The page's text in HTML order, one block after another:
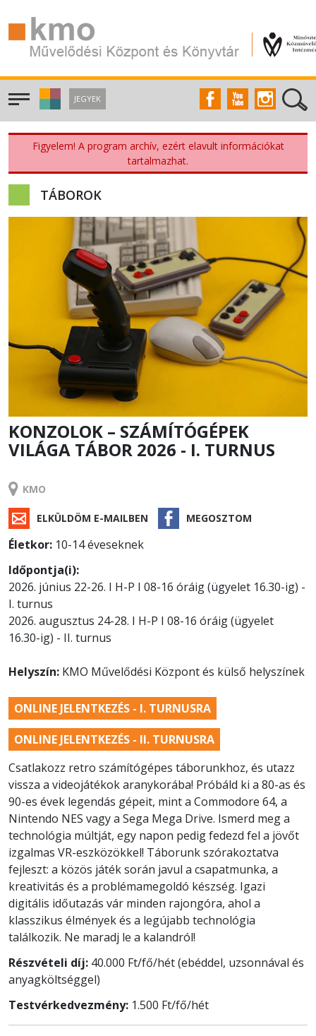
JEGYEK
Figyelem! A program archív, ezért elavult információkat
tartalmazhat.
TÁBOROK
KONZOLOK – SZÁMÍTÓGÉPEK
VILÁGA TÁBOR 2026 - I. TURNUS
KMO
ELKÜLDÖM E-MAILBEN MEGOSZTOM
Életkor: 10-14 éveseknek
Időpontja(i):
2026. június 22-26. I H-P I 08-16 óráig (ügyelet 16.30-ig) -
I. turnus
2026. augusztus 24-28. I H-P I 08-16 óráig (ügyelet
16.30-ig) - II. turnus
Helyszín: KMO Művelődési Központ és külső helyszínek
ONLINE JELENTKEZÉS - I. TURNUSRA
ONLINE JELENTKEZÉS - II. TURNUSRA
Csatlakozz retro számítógépes táborunkhoz, és utazz
vissza a videojátékok aranykorába! Próbáld ki a 80-as és
90-es évek legendás gépeit, mint a Commodore 64, a
Nintendo NES vagy a Sega Mega Drive. Ismerd meg a
technológia múltját, egy napon pedig fedezd fel a jövőt
izgalmas VR-eszközökkel! Táborunk szórakoztatva
fejleszt: a közös játék során javul a csapatmunka, a
kreativitás és a problémamegoldó készség. Igazi
digitális időutazás vár minden rajongóra, ahol a
klasszikus élmények és a legújabb technológia
találkozik. Ne maradj le a kalandról!
Részvételi díj: 40.000 Ft/fő/hét (ebéddel, uzsonnával és
anyagköltséggel)
Testvérkedvezmény: 1.500 Ft/fő/hét